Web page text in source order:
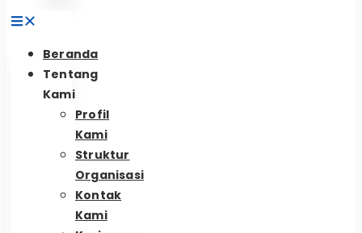
Beranda
Tentang
Kami
Profil
Kami
Struktur
Organisasi
Kontak
Kami